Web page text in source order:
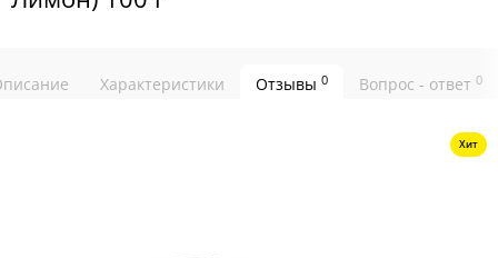
Характеристики Отзывы 0 Вопрос - ответ 0
Хит